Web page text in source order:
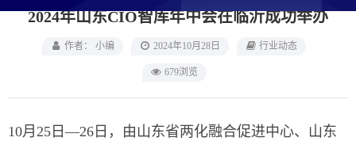
2024年山东CIO智库年中会在临沂成功举办
作者： 小编 2024年10月28日 行业动态
679浏览
10月25日—26日，由山东省两化融合促进中心、山东